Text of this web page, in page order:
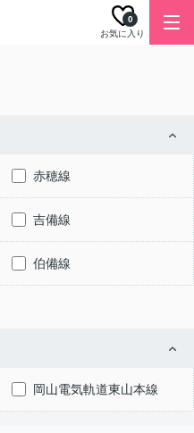
お気に入り
0
赤穂線
吉備線
伯備線
岡山電気軌道東山本線